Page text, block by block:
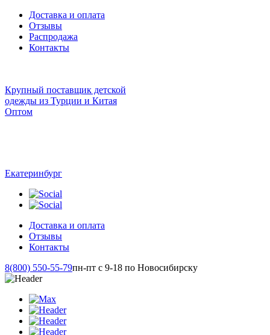
Доставка и оплата
Отзывы
Распродажа
Контакты
Крупный поставщик детской
одежды из Турции и Китая
Оптом
Екатеринбург
Доставка и оплата
Отзывы
Контакты
8(800) 550-55-79пн-пт с 9-18 по Новосибирску